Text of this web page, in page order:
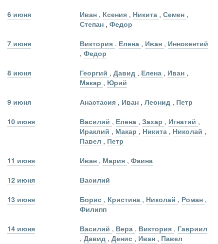
6 июня
Иван , Ксения , Никита , Семен ,
Степан , Федор
7 июня
Виктория , Елена , Иван , Иннокентий
, Федор
8 июня
Георгий , Давид , Елена , Иван ,
Макар , Юрий
9 июня
Анастасия , Иван , Леонид , Петр
10 июня
Василий , Елена , Захар , Игнатий ,
Ираклий , Макар , Никита , Николай ,
Павел , Петр
11 июня
Иван , Мария , Фаина
12 июня
Василий
13 июня
Борис , Кристина , Николай , Роман ,
Филипп
14 июня
Василий , Вера , Виктория , Гавриил
, Давид , Денис , Иван , Павел